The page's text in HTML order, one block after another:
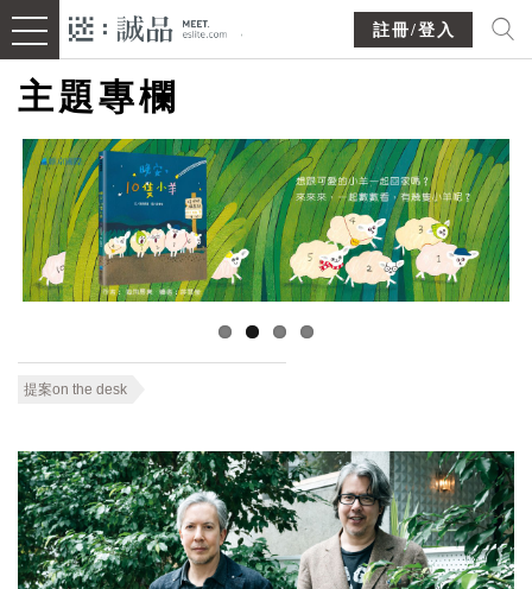
註冊/登入
主題專欄
提案on the desk